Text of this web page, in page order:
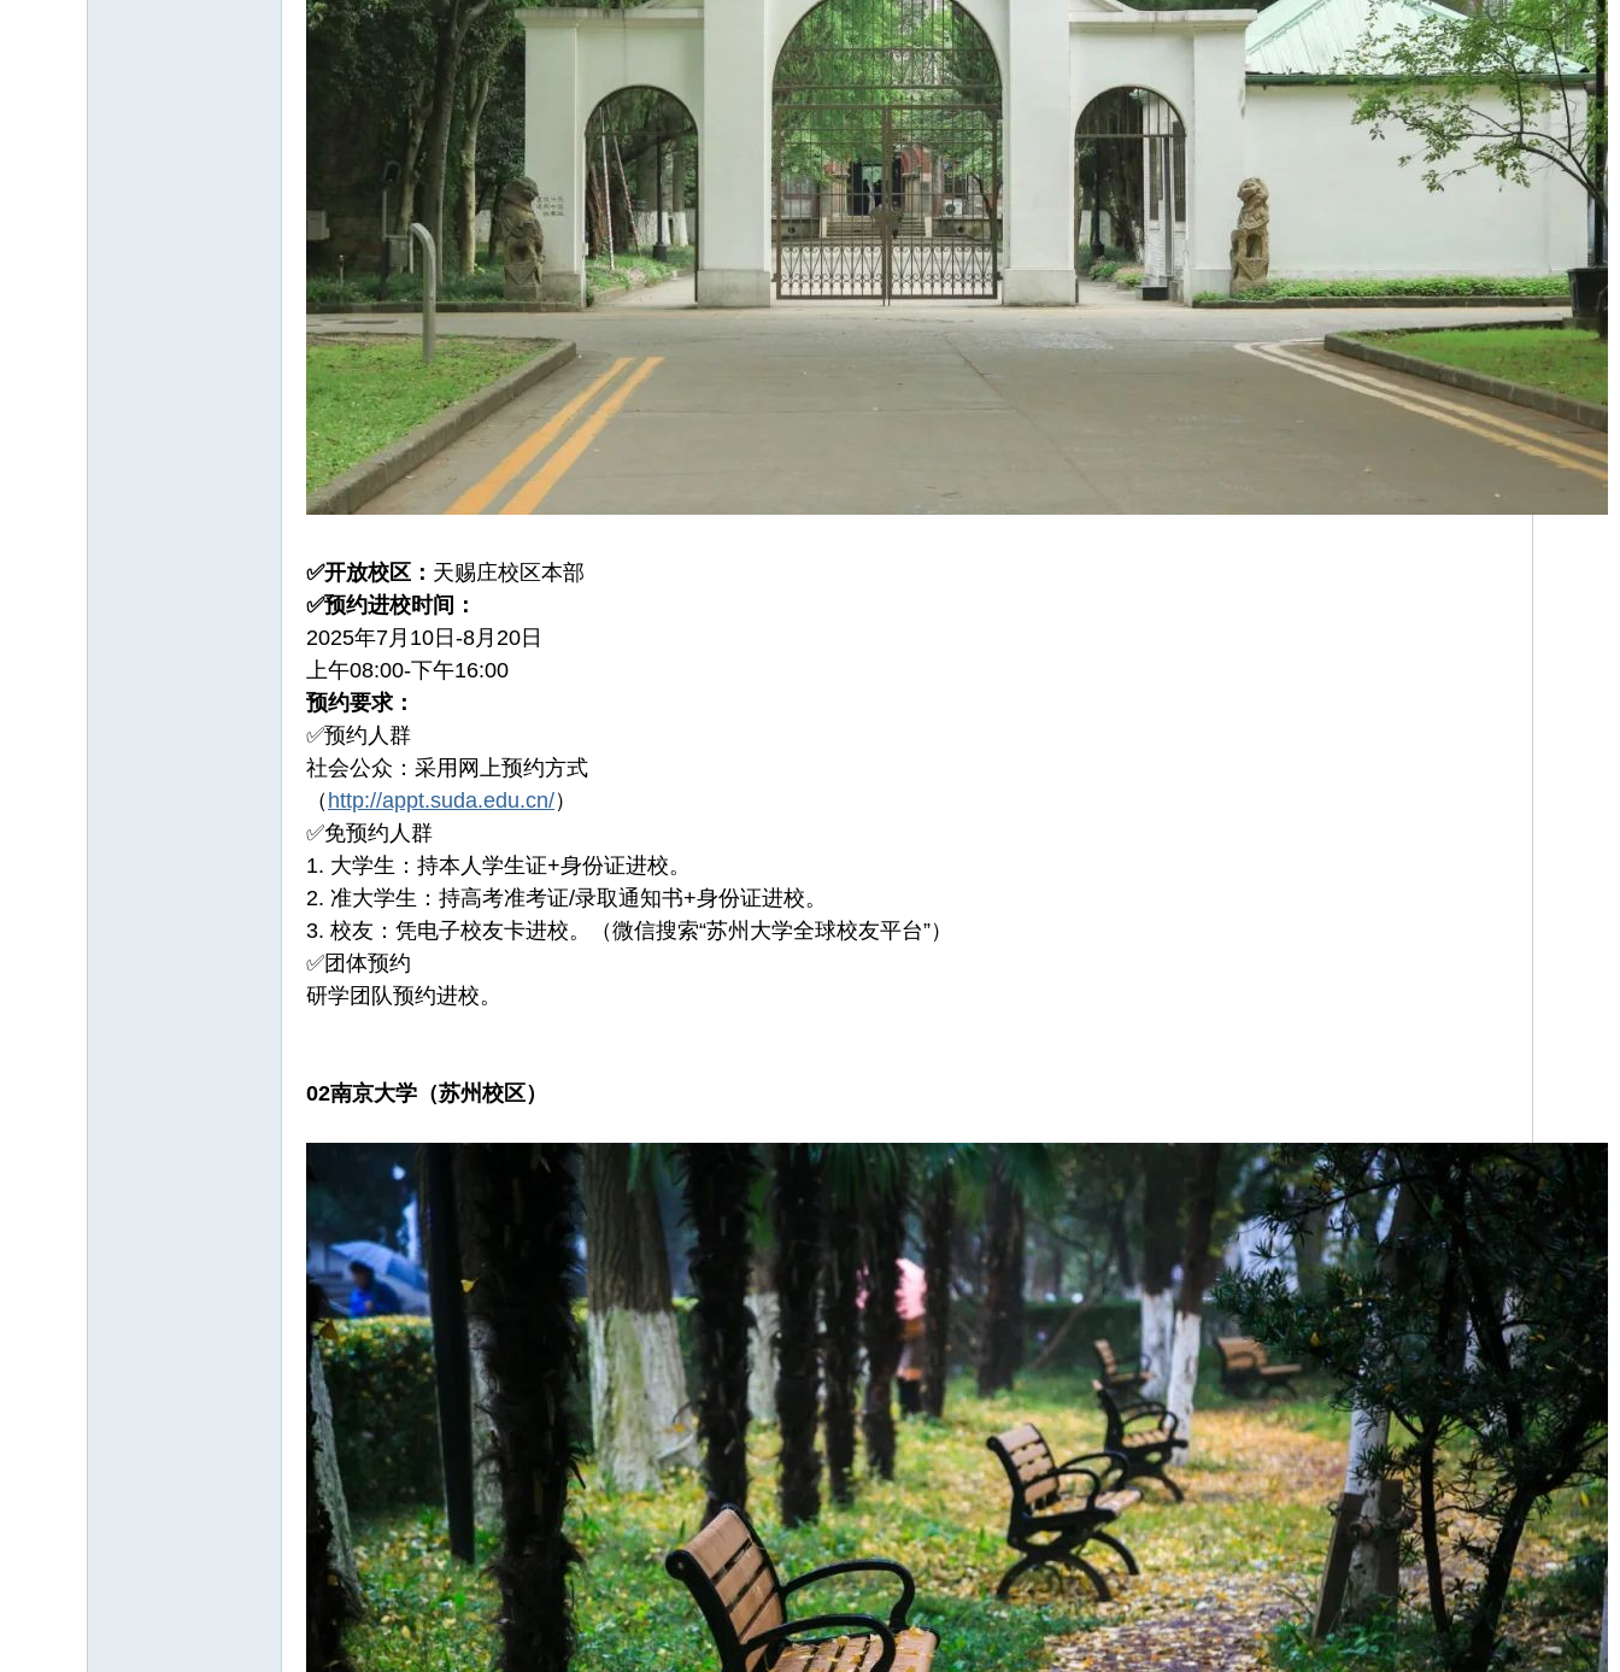
✅开放校区： 天赐庄校区本部
✅预约进校时间：
2025年7月10日-8月20日
上午08:00-下午16:00
预约要求：
✅预约人群
社会公众：采用网上预约方式
（ http://appt.suda.edu.cn/）
✅免预约人群
1. 大学生：持本人学生证+身份证进校。
2. 准大学生：持高考准考证/录取通知书+身份证进校。
3. 校友：凭电子校友卡进校。（微信搜索“苏州大学全球校友平台”）
✅团体预约
研学团队预约进校。
02南京大学（苏州校区）